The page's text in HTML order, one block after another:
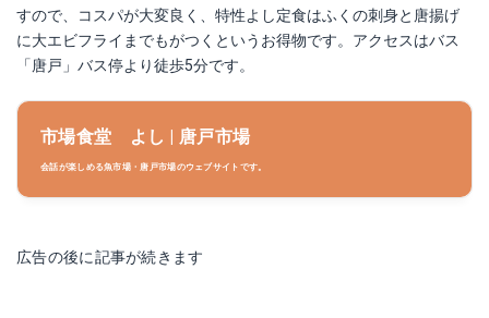
すので、コスパが大変良く、特性よし定食はふくの刺身と唐揚げ
に大エビフライまでもがつくというお得物です。アクセスはバス
「唐戸」バス停より徒歩5分です。
市場食堂 よし | 唐戸市場
会話が楽しめる魚市場・唐戸市場のウェブサイトです。
広告の後に記事が続きます